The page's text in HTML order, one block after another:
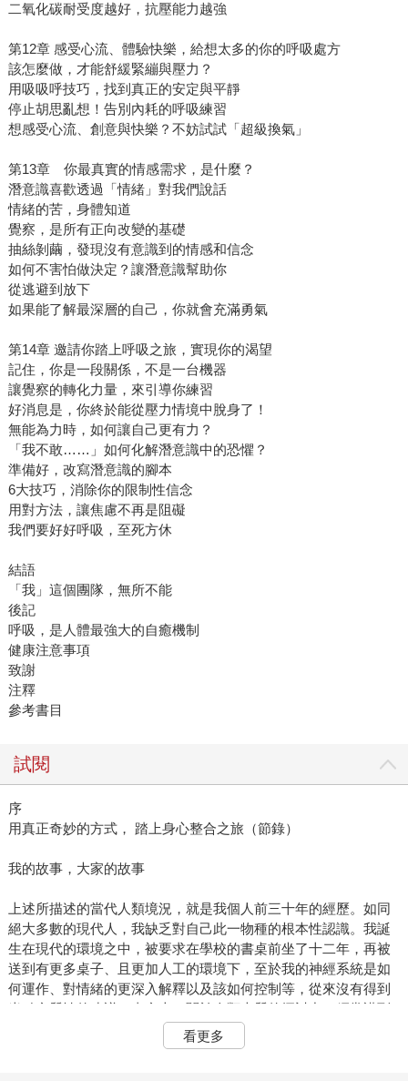
二氧化碳耐受度越好，抗壓能力越強
第12章 感受心流、體驗快樂，給想太多的你的呼吸處方
該怎麼做，才能舒緩緊繃與壓力？
用吸吸呼技巧，找到真正的安定與平靜
停止胡思亂想！告別內耗的呼吸練習
想感受心流、創意與快樂？不妨試試「超級換氣」
第13章 你最真實的情感需求，是什麼？
潛意識喜歡透過「情緒」對我們說話
情緒的苦，身體知道
覺察，是所有正向改變的基礎
抽絲剝繭，發現沒有意識到的情感和信念
如何不害怕做決定？讓潛意識幫助你
從逃避到放下
如果能了解最深層的自己，你就會充滿勇氣
第14章 邀請你踏上呼吸之旅，實現你的渴望
記住，你是一段關係，不是一台機器
讓覺察的轉化力量，來引導你練習
好消息是，你終於能從壓力情境中脫身了！
無能為力時，如何讓自己更有力？
「我不敢……」如何化解潛意識中的恐懼？
準備好，改寫潛意識的腳本
6大技巧，消除你的限制性信念
用對方法，讓焦慮不再是阻礙
我們要好好呼吸，至死方休
結語
「我」這個團隊，無所不能
後記
呼吸，是人體最強大的自癒機制
健康注意事項
致謝
注釋
參考書目
試閱
序
用真正奇妙的方式， 踏上身心整合之旅（節錄）
我的故事，大家的故事
上述所描述的當代人類境況，就是我個人前三十年的經歷。如同
絕大多數的現代人，我缺乏對自己此一物種的根本性認識。我誕
生在現代的環境之中，被要求在學校的書桌前坐了十二年，再被
送到有更多桌子、且更加人工的環境下，至於我的神經系統是如
何運作、對情緒的更深入解釋以及該如何控制等，從來沒有得到
半點實質性的建議。事實上，關於人類本質的探討中，經常講到
我們與器械是如何地相似。在本書的第一章裡，將討論到這為什
麼是極具毀滅性的思維模式。
看更多